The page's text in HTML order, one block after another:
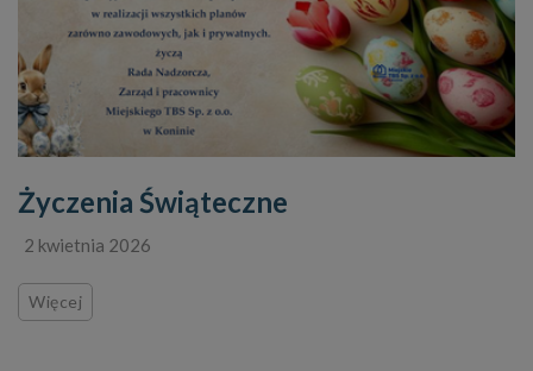
Życzenia Świąteczne
2 kwietnia 2026
Więcej